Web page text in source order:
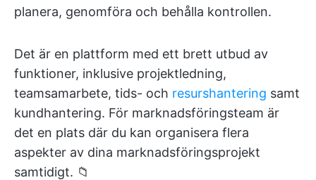
planera, genomföra och behålla kontrollen.
Det är en plattform med ett brett utbud av
funktioner, inklusive projektledning,
teamsamarbete, tids- och resurshantering samt
kundhantering. För marknadsföringsteam är
det en plats där du kan organisera flera
aspekter av dina marknadsföringsprojekt
samtidigt. 📁